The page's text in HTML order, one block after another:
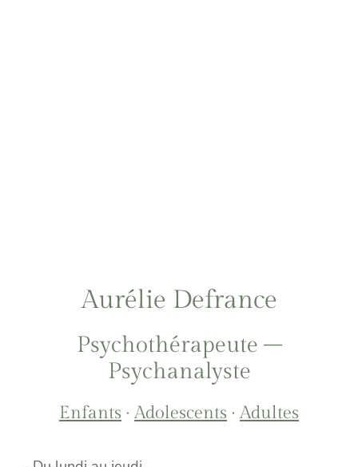
Aurélie Defrance
Psychothérapeute –
Psychanalyste
Enfants ·Adolescents ·Adultes